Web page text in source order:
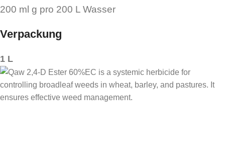
200 ml g pro 200 L Wasser
Verpackung
1 L